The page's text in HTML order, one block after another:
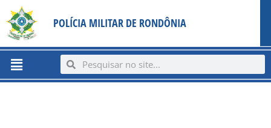
content
para
conteúdo
POLÍCIA MILITAR DE RONDÔNIA
Menu SearchSearch